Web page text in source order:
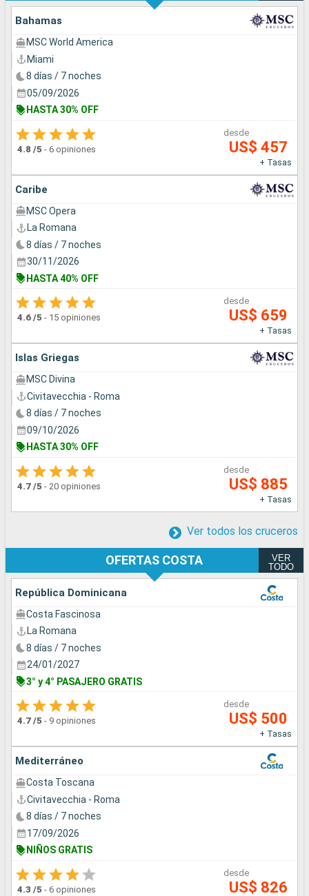
Bahamas
MSC World America
Miami
8 días / 7 noches
05/09/2026
HASTA 30% OFF
4.8 /5 - 6 opiniones
desde
US$ 457
+ Tasas
Caribe
MSC Opera
La Romana
8 días / 7 noches
30/11/2026
HASTA 40% OFF
4.6 /5 - 15 opiniones
desde
US$ 659
+ Tasas
Islas Griegas
MSC Divina
Civitavecchia - Roma
8 días / 7 noches
09/10/2026
HASTA 30% OFF
4.7 /5 - 20 opiniones
desde
US$ 885
+ Tasas
Ver todos los cruceros
OFERTAS COSTA
VER
TODO
República Dominicana
Costa Fascinosa
La Romana
8 días / 7 noches
24/01/2027
3° y 4° PASAJERO GRATIS
4.7 /5 - 9 opiniones
desde
US$ 500
+ Tasas
Mediterráneo
Costa Toscana
Civitavecchia - Roma
8 días / 7 noches
17/09/2026
NIÑOS GRATIS
4.3 /5 - 6 opiniones
desde
US$ 826